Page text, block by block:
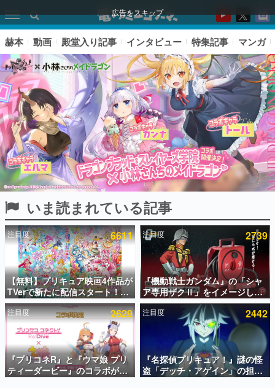
広告をスキップ
ピックアップ
電ファミのいま読まれている記事ランキング
アプリセール情報
インタビュー
連載・特集一覧
殿堂入り記事
SNS拡散数が数千以上！ ページビュー数万以上！ などな
ど。多くの人々に読まれた、電ファミ渾身の“殿堂入り”記
事をまとめました。
赫本 動画 殿堂入り記事 インタビュー 特集記事 マンガ
いま読まれている記事
注目度 6611
【無料】プリキュア映画4作品が
TVerで新たに配信スタート！な
んと2018年～2024年の映画ほぼ
すべてが見放題に、ぶっちゃけ
ありえないラインナップ
注目度 2739
『機動戦士ガンダム』の「シャ
ア専用ザクⅡ」をイメージした
散水ホースリールが予約開始。
本体にはシャアのパーソナルマ
ークやジオン公国軍のエンブレ
ム、型式番号などを配置
注目度 2629
『プリコネR』と『ウマ娘 プリ
ティーダービー』のコラボが決
定！“最大170連無料”の8.5周年
注目度 2442
『名探偵プリキュア！』謎の怪
盗「デッチ・アゲイン」の担当
キャストは天﨑滉平さんと判